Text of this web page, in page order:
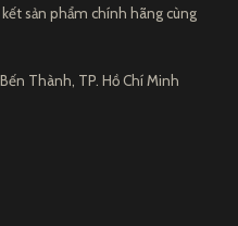
sản phẩm chính hãng cùng
Thành, TP. Hồ Chí Minh